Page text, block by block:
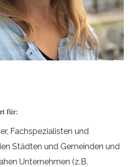
für:
Fachspezialisten und
Städten und Gemeinden und
Unternehmen (z.B.